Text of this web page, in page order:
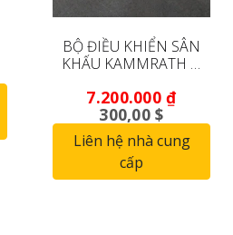
BỘ ĐIỀU KHIỂN SÂN
KHẤU KAMMRATH &
VI ĐIỆN TỬ QUÉT ZEISS
1455
7.200.000₫
300,00 $
Liên hệ nhà cung
cấp